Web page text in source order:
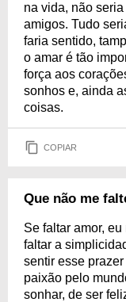
na vida, não
amigos. Tudo
faria sentido,
o amar é tão
força aos
sonhos e, ainda
coisas.
COPIAR
Que não me
Se faltar amor,
faltar a
sentir esse
paixão pelo
sonhar, de ser